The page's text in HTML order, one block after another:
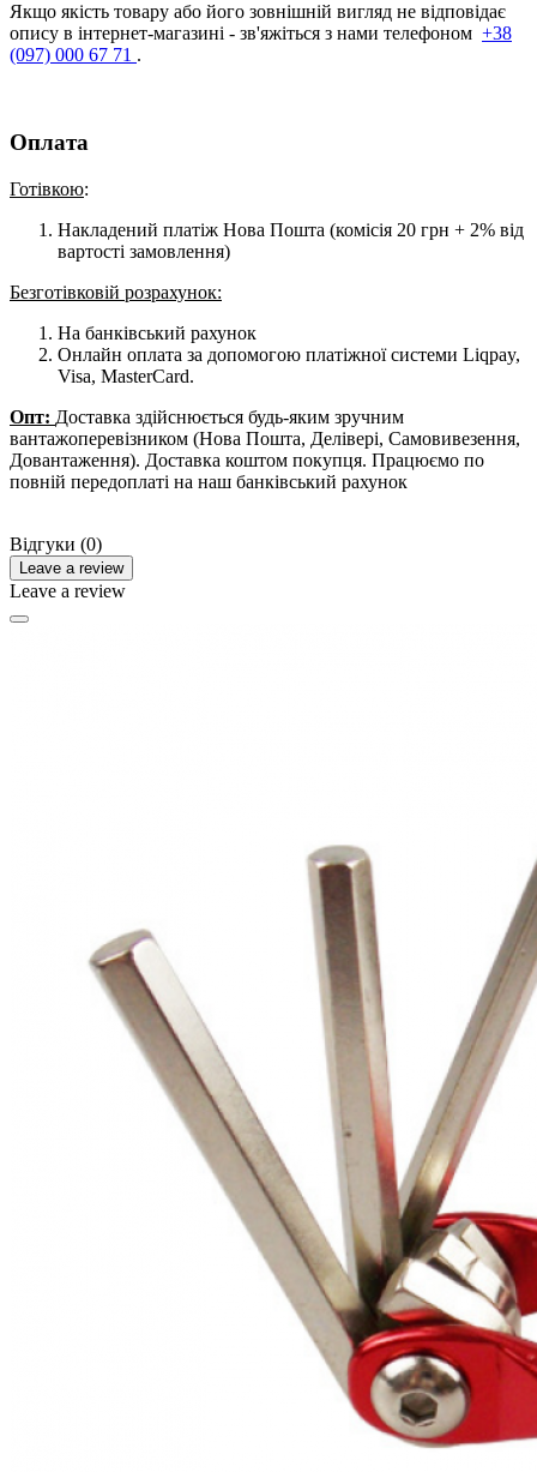
Якщо якість товару або його зовнішній вигляд не відповідає
опису в інтернет-магазині - зв'яжіться з нами телефоном +38
(097) 000 67 71 .
Оплата
Готівкою:
Накладений платіж Нова Пошта (комісія 20 грн + 2% від
вартості замовлення)
Безготівковій розрахунок:
На банківський рахунок
Онлайн оплата за допомогою платіжної системи Liqpay,
Visa, MasterCard.
Опт: Доставка здійснюється будь-яким зручним
вантажоперевізником (Нова Пошта, Делівері, Самовивезення,
Довантаження). Доставка коштом покупця. Працюємо по
повній передоплаті на наш банківський рахунок
Відгуки (0)
Leave a review
Leave a review